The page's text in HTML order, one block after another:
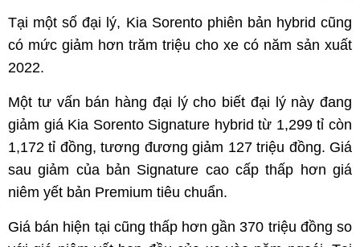
Tại một số đại lý, Kia Sorento phiên bản hybrid cũng
có mức giảm hơn trăm triệu cho xe có năm sản xuất
2022.
Một tư vấn bán hàng đại lý cho biết đại lý này đang
giảm giá Kia Sorento Signature hybrid từ 1,299 tỉ còn
1,172 tỉ đồng, tương đương giảm 127 triệu đồng. Giá
sau giảm của bản Signature cao cấp thấp hơn giá
niêm yết bản Premium tiêu chuẩn.
Giá bán hiện tại cũng thấp hơn gần 370 triệu đồng so